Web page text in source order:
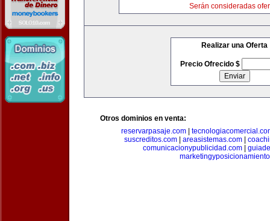
Serán consideradas
Realizar una Oferta
Precio Ofrecido $
Otros dominios en venta:
reservarpasaje.com
suscreditos.com
areasistemas.com
comunicacionypublicidad.com